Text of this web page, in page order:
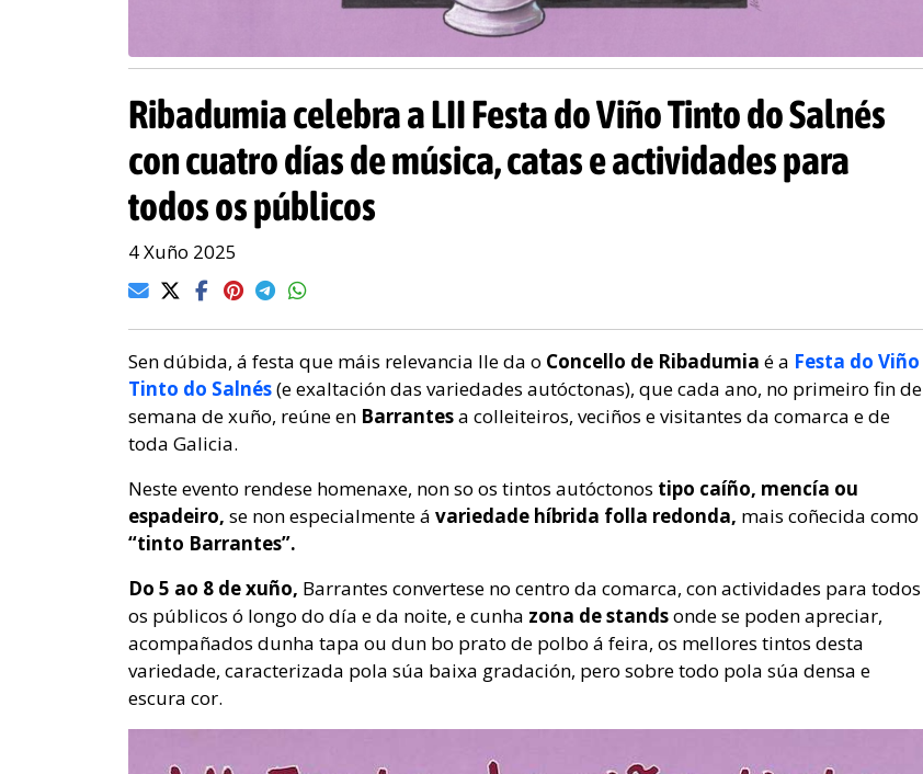
Ribadumia celebra a LII Festa do Viño Tinto do Salnés
con cuatro días de música, catas e actividades para
todos os públicos
4 Xuño 2025
Sen dúbida, á festa que máis relevancia lle da o Concello de Ribadumia é a Festa do Viño
Tinto do Salnés(e exaltación das variedades autóctonas), que cada ano, no primeiro fin de
semana de xuño, reúne en Barrantesa colleiteiros, veciños e visitantes da comarca e de
toda Galicia.
Neste evento rendese homenaxe, non so os tintos autóctonos tipo caíño, mencía ou
espadeiro, se non especialmente á variedade híbrida folla redonda, mais coñecida como
“tinto Barrantes”.
Do 5 ao 8 de xuño, Barrantes convertese no centro da comarca, con actividades para todos
os públicos ó longo do día e da noite, e cunha zona de standsonde se poden apreciar,
acompañados dunha tapa ou dun bo prato de polbo á feira, os mellores tintos desta
variedade, caracterizada pola súa baixa gradación, pero sobre todo pola súa densa e
escura cor.